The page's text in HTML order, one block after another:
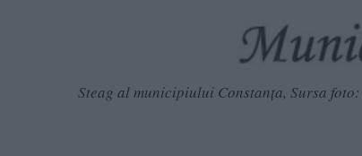
Steag al municipiului Constanța, Sursa